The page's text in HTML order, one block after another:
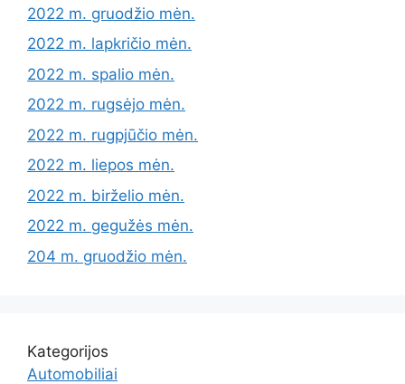
2022 m. gruodžio mėn.
2022 m. lapkričio mėn.
2022 m. spalio mėn.
2022 m. rugsėjo mėn.
2022 m. rugpjūčio mėn.
2022 m. liepos mėn.
2022 m. birželio mėn.
2022 m. gegužės mėn.
204 m. gruodžio mėn.
Kategorijos
Automobiliai